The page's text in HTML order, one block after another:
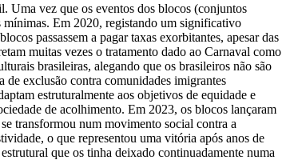
Uma vez que os eventos dos blocos (conjuntos
mínimas. Em 2020, registando um significativo
passassem a pagar taxas exorbitantes, apesar das
muitas vezes o tratamento dado ao Carnaval como
brasileiras, alegando que os brasileiros não são
de exclusão contra comunidades imigrantes
estruturalmente aos objetivos de equidade e
de acolhimento. Em 2023, os blocos lançaram
transformou num movimento social contra a
o que representou uma vitória após anos de
que os tinha deixado continuadamente numa